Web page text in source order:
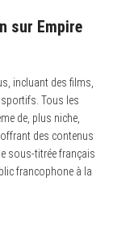
sur Empire
incluant des films,
Tous les
de, plus niche,
des contenus
sous-titrée français
francophone à la